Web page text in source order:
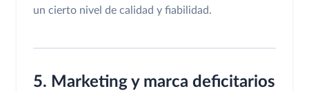
un cierto nivel de calidad y fiabilidad.
5. Marketing y marca deficitarios